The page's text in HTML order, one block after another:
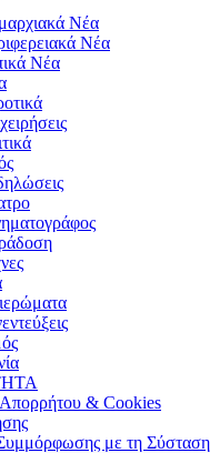
Νέα
Νέα
Νέα
Απορρήτου & Cookies
με τη